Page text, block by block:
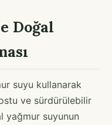
Doğal
suyu kullanarak
ve sürdürülebilir
yağmur suyunun